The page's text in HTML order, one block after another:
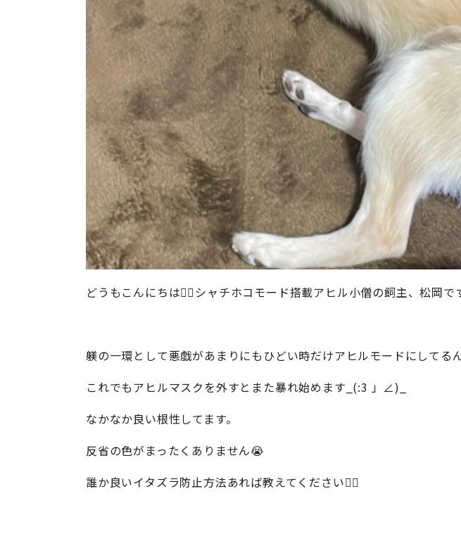
どうもこんにちは🙋‍♂️シャチホコモード搭載アヒル小僧の飼主、松岡で
躾の一環として悪戯があまりにもひどい時だけアヒルモードにしてる
これでもアヒルマスクを外すとまた暴れ始めます_(:3 」∠)_
なかなか良い根性してます。
反省の色がまったくありません😭
誰か良いイタズラ防止方法あれば教えてください🙇‍♂️